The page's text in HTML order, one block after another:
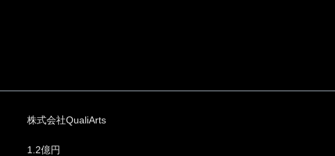
株式会社QualiArts
1.2億円